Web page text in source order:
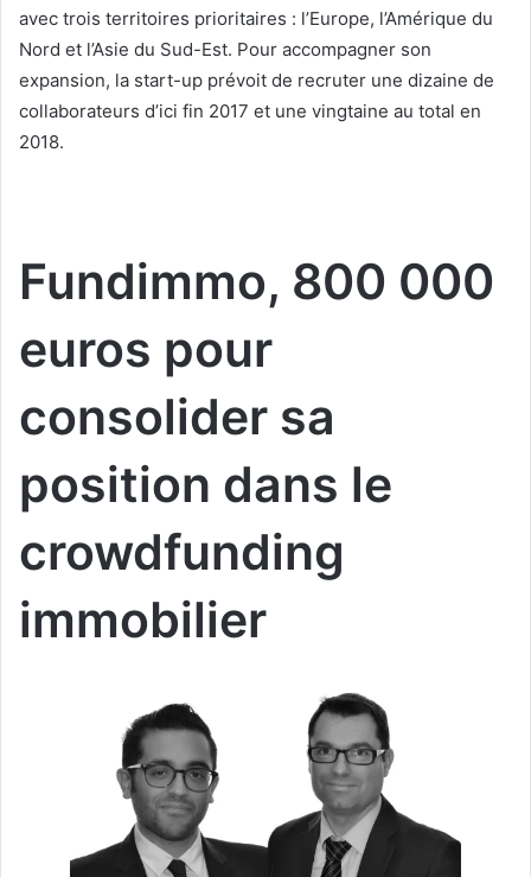
avec trois territoires prioritaires : l’Europe, l’Amérique du
Nord et l’Asie du Sud-Est. Pour accompagner son
expansion, la start-up prévoit de recruter une dizaine de
collaborateurs d’ici fin 2017 et une vingtaine au total en
2018.
Fundimmo, 800 000
euros pour
consolider sa
position dans le
crowdfunding
immobilier